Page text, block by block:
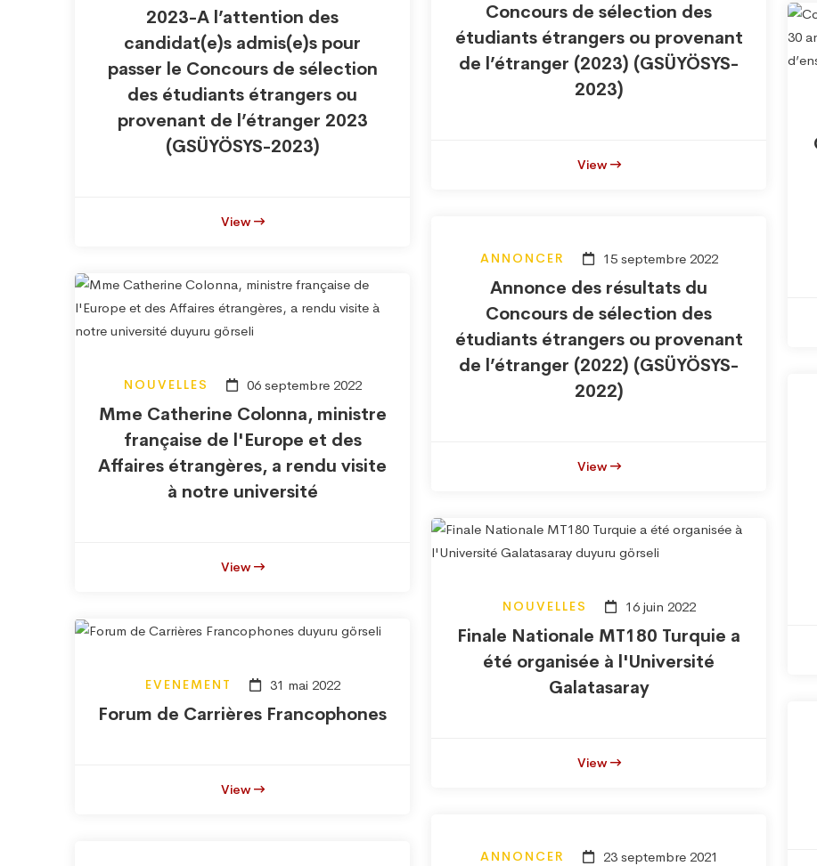
Concours de sélection des
étudiants étrangers ou provenant
de l’étranger (2023) (GSÜYÖSYS-
2023)
View
2023-A l’attention des
candidat(e)s admis(e)s pour
passer le Concours de sélection
des étudiants étrangers ou
provenant de l’étranger 2023
(GSÜYÖSYS-2023)
View
ANNONCER 15 septembre 2022
Annonce des résultats du
Concours de sélection des
étudiants étrangers ou provenant
de l’étranger (2022) (GSÜYÖSYS-
2022)
View
NOUVELLES 06 septembre 2022
Mme Catherine Colonna, ministre
française de l'Europe et des
Affaires étrangères, a rendu visite
à notre université
View
NOUVELLES 16 juin 2022
Finale Nationale MT180 Turquie a
été organisée à l'Université
Galatasaray
View
EVENEMENT 31 mai 2022
Forum de Carrières Francophones
View
ANNONCER 23 septembre 2021